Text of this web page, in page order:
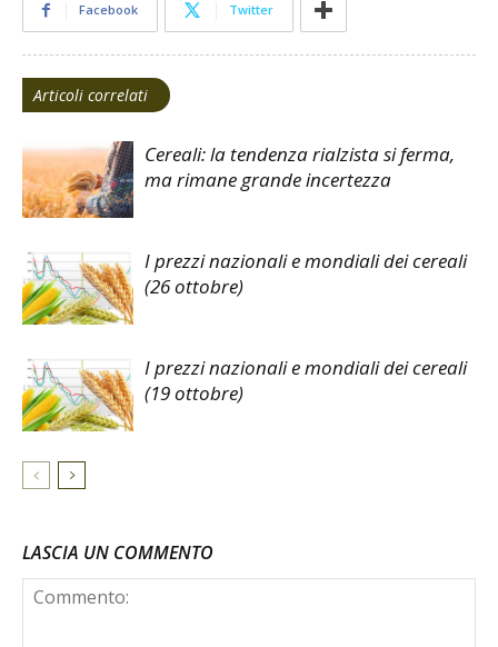
Facebook Twitter
Articoli correlati
Cereali: la tendenza rialzista si ferma,
ma rimane grande incertezza
I prezzi nazionali e mondiali dei cereali
(26 ottobre)
I prezzi nazionali e mondiali dei cereali
(19 ottobre)
LASCIA UN COMMENTO